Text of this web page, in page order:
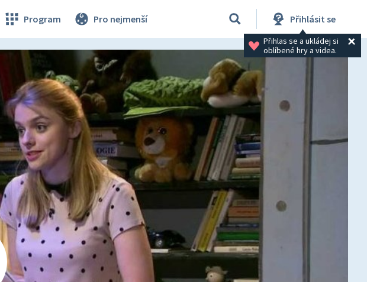
Program Pro nejmenší Přihlásit se
Přihlas se a ukládej si
oblíbené hry a videa.